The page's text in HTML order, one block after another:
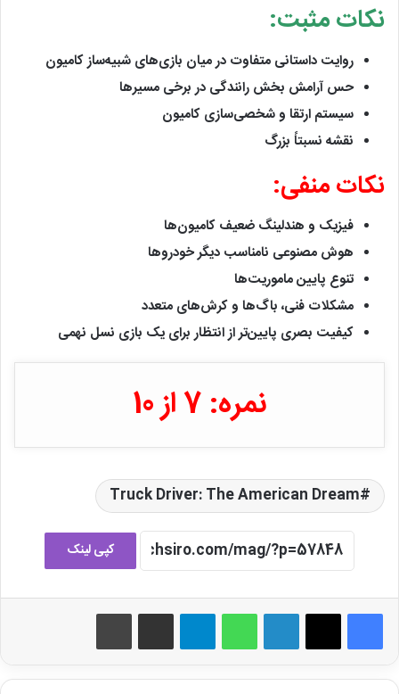
نکات مثبت:
روایت داستانی متفاوت در میان بازی‌های شبیه‌ساز کامیون
حس آرامش‌ بخش رانندگی در برخی مسیرها
سیستم ارتقا و شخصی‌سازی کامیون
نقشه نسبتاً بزرگ
نکات منفی:
فیزیک و هندلینگ ضعیف کامیون‌ها
هوش مصنوعی نامناسب دیگر خودروها
تنوع پایین ماموریت‌ها
مشکلات فنی، باگ‌ها و کرش‌های متعدد
کیفیت بصری پایین‌تر از انتظار برای یک بازی نسل نهمی
نمره: 7 از 10
Truck Driver: The American Dream
کپی لینک
لینکدین واتس آپ تلگرام اشتراک گذاری از طریق ایمیل